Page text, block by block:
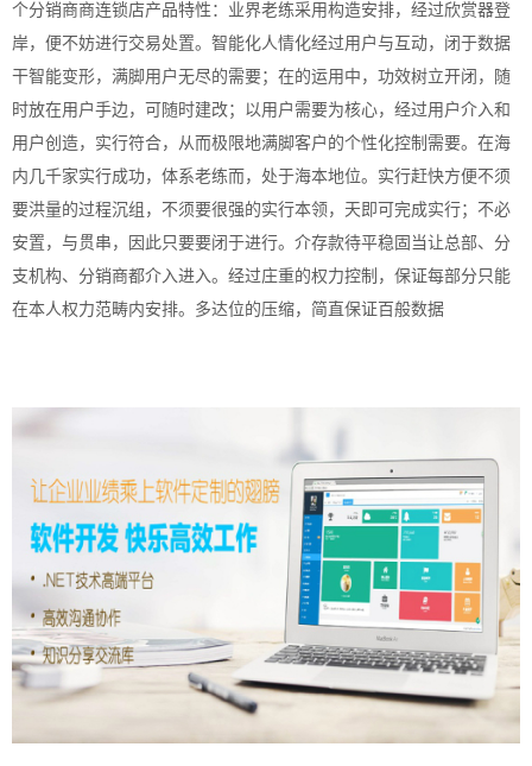
个分销商商连锁店产品特性：业界老练采用构造安排，经过欣赏器登
岸，便不妨进行交易处置。智能化人情化经过用户与互动，闭于数据
干智能变形，满脚用户无尽的需要；在的运用中，功效树立开闭，随
时放在用户手边，可随时建改；以用户需要为核心，经过用户介入和
用户创造，实行符合，从而极限地满脚客户的个性化控制需要。在海
内几千家实行成功，体系老练而，处于海本地位。实行赶快方便不须
要洪量的过程沉组，不须要很强的实行本领，天即可完成实行；不必
安置，与贯串，因此只要要闭于进行。介存款待平稳固当让总部、分
支机构、分销商都介入进入。经过庄重的权力控制，保证每部分只能
在本人权力范畴内安排。多达位的压缩，简直保证百般数据